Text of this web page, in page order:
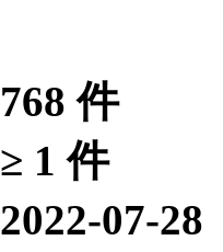
768 件
≥ 1 件
2022-07-28